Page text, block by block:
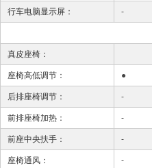
行车电脑显示屏： -
真皮座椅：
座椅高低调节： ●
后排座椅调节： -
前排座椅加热： -
前座中央扶手： -
座椅通风： -